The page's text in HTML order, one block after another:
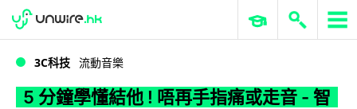
WWDC 2026 ERP 與商業 AI
3C科技 流動音樂
5 分鐘學懂結他 ! 唔再手指痛或走音 - 智